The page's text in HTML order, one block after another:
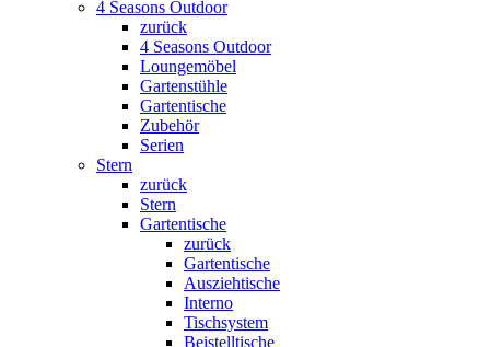
4 Seasons Outdoor
zurück
4 Seasons Outdoor
Loungemöbel
Gartenstühle
Gartentische
Zubehör
Serien
Stern
zurück
Stern
Gartentische
zurück
Gartentische
Ausziehtische
Interno
Tischsystem
Beistelltische